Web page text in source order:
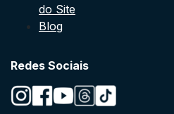
do Site
Blog
Redes Sociais